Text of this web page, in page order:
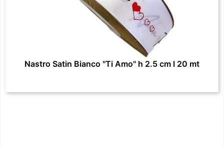
Nastro Satin Bianco "Ti Amo" h 2.5 cm l 20 mt